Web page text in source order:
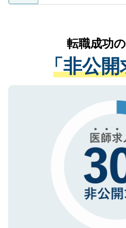
ているすべての個人
は、個人情報の取り
管理基準を満たした
る、プライバシーマ
で、機密保持に関し
かがいして、現在の
経験をまじえながら
させていただきます
ない方には、長期的
ので、まずはご登録
転職成功
「非公開